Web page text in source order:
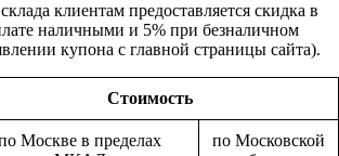
клиентам предоставляется скидка в
наличными и 5% при безналичном
купона с главной страницы сайта).
Стоимость
Москве в пределах
по Московской